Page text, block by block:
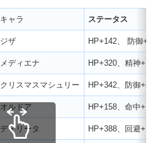
キャラ ステータス
ジザ HP+142、 防御
メディエナ HP+320、精神
クリスマスマシュリー HP+342、防御+8
オルドア HP+158、命中
ディリータ HP+388、回避